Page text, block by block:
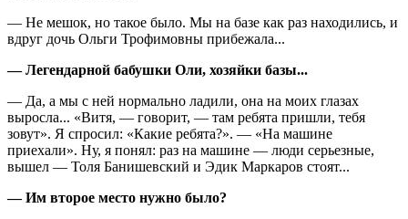
— Не мешок, но такое было. Мы на базе как раз находились, и
вдруг дочь Ольги Трофимовны прибежала...
— Легендарной бабушки Оли, хозяйки базы...
— Да, а мы с ней нормально ладили, она на моих глазах
выросла... «Витя, — говорит, — там ребята пришли, тебя
зовут». Я спросил: «Какие ребята?». — «На машине
приехали». Ну, я понял: раз на машине — люди серьезные,
вышел — Толя Банишевский и Эдик Маркаров стоят...
— Им второе место нужно было?